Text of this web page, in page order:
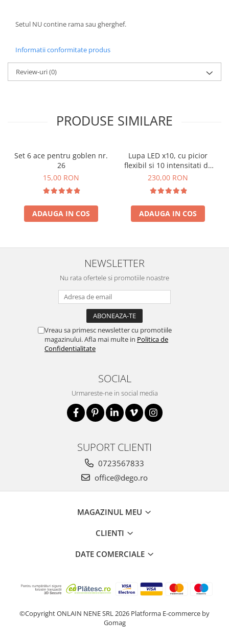
Setul NU contine rama sau gherghef.
Informatii conformitate produs
Review-uri(0)
PRODUSE SIMILARE
Set 6 ace pentru goblen nr.
26
15,00 RON
ADAUGA IN COS
Lupa LED x10, cu picior
flexibil si 10 intensitati de
lumina
230,00 RON
ADAUGA IN COS
NEWSLETTER
Nu rata ofertele si promotiile noastre
Vreau sa primesc newsletter cu promotiile
magazinului. Afla mai multe in Politica de
Confidentialitate
SOCIAL
Urmareste-ne in social media
SUPORT CLIENTI
0723567833
office@dego.ro
MAGAZINUL MEU
CLIENTI
DATE COMERCIALE
©Copyright ONLAIN NENE SRL 2026 Platforma E-commerce by
Gomag